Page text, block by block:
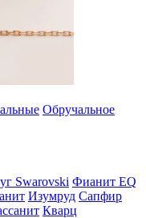
Обручальное
Swarovski Фианит EQ
Изумруд Сапфир
Кварц